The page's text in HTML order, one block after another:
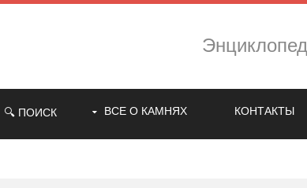
🔍 ПОИСК ВСЕ О КАМНЯХ КОНТАКТЫ